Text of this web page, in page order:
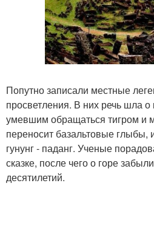
Попутно записали местные
просветления. В них речь шла о
умевшим обращаться тигром и
переносит базальтовые глыбы,
гунунг - паданг. Ученые
сказке, после чего о горе
десятилетий.